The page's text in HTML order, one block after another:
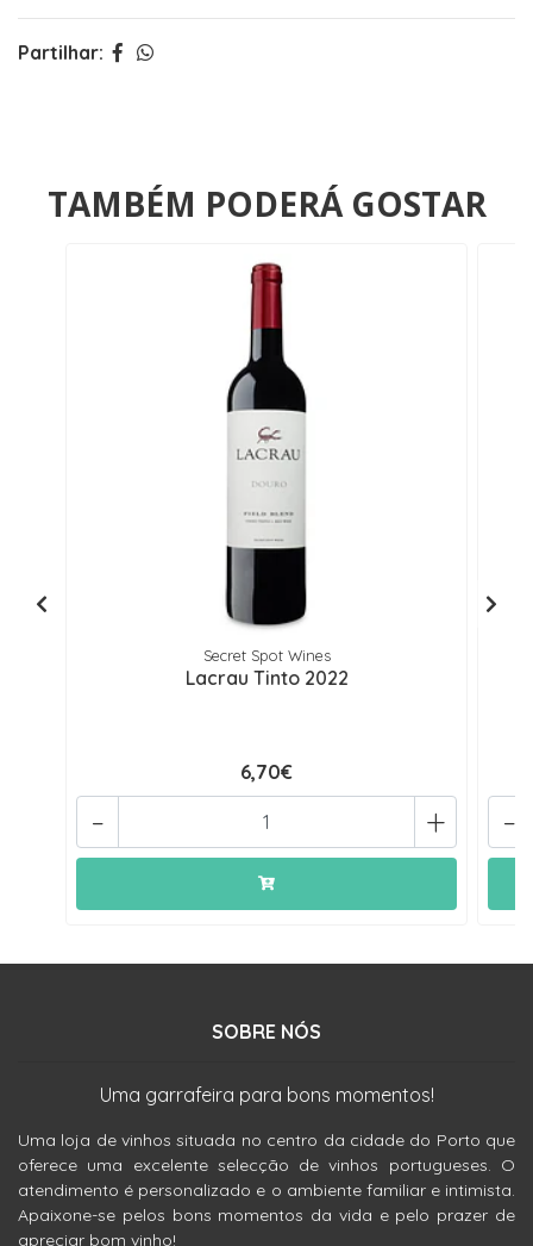
Partilhar:
TAMBÉM PODERÁ GOSTAR
Secret Spot Wines
Lacrau Tinto 2022
6,70€
+
- -
SOBRE NÓS
Uma garrafeira para bons momentos!
Uma loja de vinhos situada no centro da cidade do Porto que
oferece uma excelente selecção de vinhos portugueses. O
atendimento é personalizado e o ambiente familiar e intimista.
Apaixone-se pelos bons momentos da vida e pelo prazer de
apreciar bom vinho!